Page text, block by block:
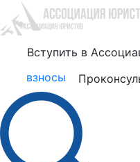
Вступить в
взносы